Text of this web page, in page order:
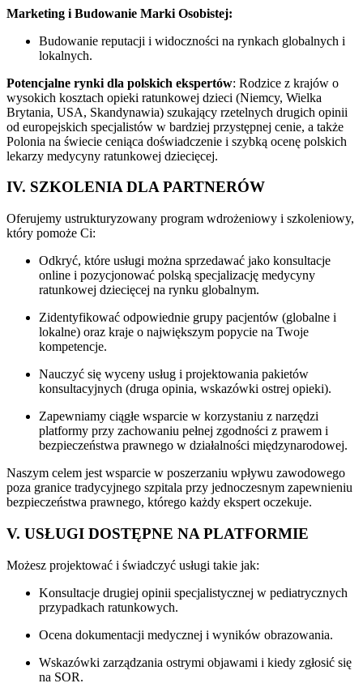
Marketing i Budowanie Marki Osobistej:
Budowanie reputacji i widoczności na rynkach globalnych i
lokalnych.
Potencjalne rynki dla polskich ekspertów: Rodzice z krajów o
wysokich kosztach opieki ratunkowej dzieci (Niemcy, Wielka
Brytania, USA, Skandynawia) szukający rzetelnych drugich opinii
od europejskich specjalistów w bardziej przystępnej cenie, a także
Polonia na świecie ceniąca doświadczenie i szybką ocenę polskich
lekarzy medycyny ratunkowej dziecięcej.
IV. SZKOLENIA DLA PARTNERÓW
Oferujemy ustrukturyzowany program wdrożeniowy i szkoleniowy,
który pomoże Ci:
Odkryć, które usługi można sprzedawać jako konsultacje
online i pozycjonować polską specjalizację medycyny
ratunkowej dziecięcej na rynku globalnym.
Zidentyfikować odpowiednie grupy pacjentów (globalne i
lokalne) oraz kraje o największym popycie na Twoje
kompetencje.
Nauczyć się wyceny usług i projektowania pakietów
konsultacyjnych (druga opinia, wskazówki ostrej opieki).
Zapewniamy ciągłe wsparcie w korzystaniu z narzędzi
platformy przy zachowaniu pełnej zgodności z prawem i
bezpieczeństwa prawnego w działalności międzynarodowej.
Naszym celem jest wsparcie w poszerzaniu wpływu zawodowego
poza granice tradycyjnego szpitala przy jednoczesnym zapewnieniu
bezpieczeństwa prawnego, którego każdy ekspert oczekuje.
V. USŁUGI DOSTĘPNE NA PLATFORMIE
Możesz projektować i świadczyć usługi takie jak:
Konsultacje drugiej opinii specjalistycznej w pediatrycznych
przypadkach ratunkowych.
Ocena dokumentacji medycznej i wyników obrazowania.
Wskazówki zarządzania ostrymi objawami i kiedy zgłosić się
na SOR.